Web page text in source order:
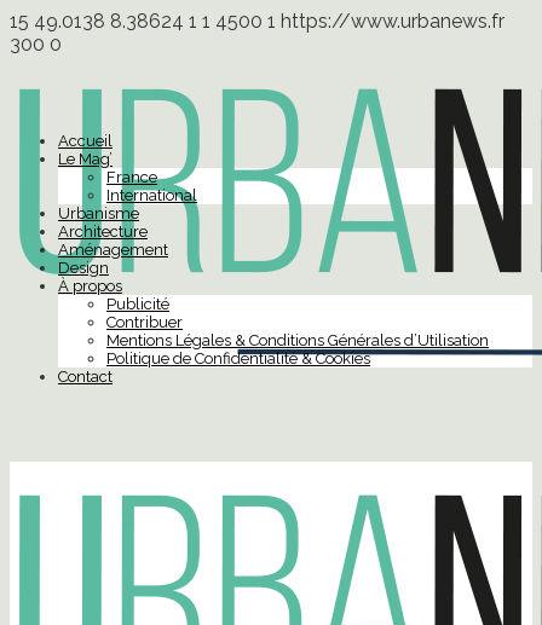
15 49.0138 8.38624 1 1 4500 1 https://www.urbanews.fr
300 0
Accueil
Le Mag’
France
International
Urbanisme
Architecture
Aménagement
Design
À propos
Publicité
Contribuer
Mentions Légales & Conditions Générales d’Utilisation
Politique de Confidentialité & Cookies
Contact